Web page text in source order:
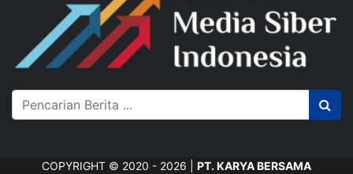
COPYRIGHT © 2020 - 2026 | PT. KARYA BERSAMA